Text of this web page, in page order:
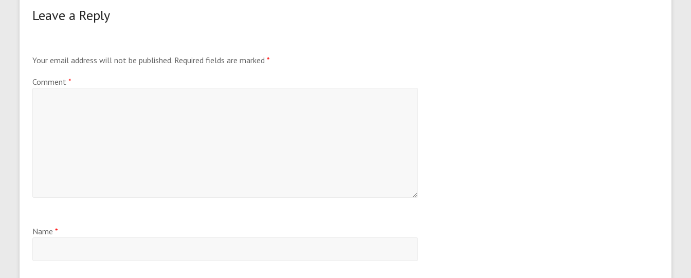
Leave a Reply
Your email address will not be published. Required fields are marked *
Comment *
Name *